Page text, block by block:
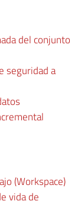
del conjunto
seguridad a
(Workspace)
vida de